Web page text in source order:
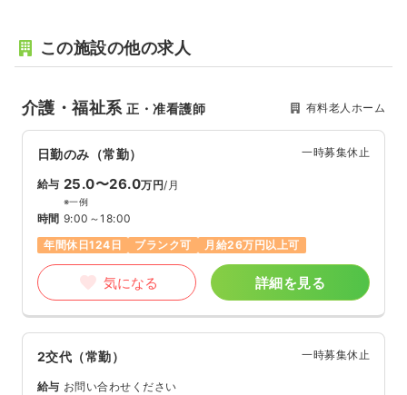
この施設の他の求人
介護・福祉系正・准看護師 有料老人ホーム
日勤のみ（常勤） 一時募集休止
給与 25.0〜26.0万円/月
※一例
時間 9:00～18:00
年間休日124日
ブランク可 月給26万円以上可
気になる 詳細を見る
2交代（常勤） 一時募集休止
給与 お問い合わせください